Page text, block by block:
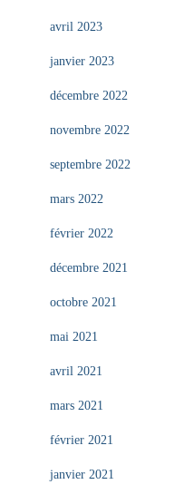
avril 2023
janvier 2023
décembre 2022
novembre 2022
septembre 2022
mars 2022
février 2022
décembre 2021
octobre 2021
mai 2021
avril 2021
mars 2021
février 2021
janvier 2021